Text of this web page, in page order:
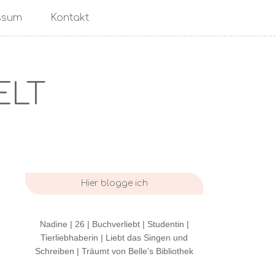
Kontakt
Hier blogge ich
Nadine | 26 | Buchverliebt | Studentin |
Tierliebhaberin | Liebt das Singen und
Schreiben | Träumt von Belle's Bibliothek